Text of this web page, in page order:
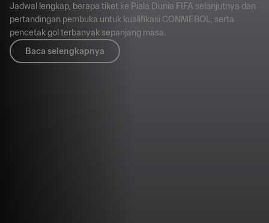
Jadwal lengkap, berapa tiket ke Piala Dunia FIFA selanjutnya dan
pertandingan pembuka untuk kualifikasi CONMEBOL, serta
pencetak gol terbanyak sepanjang masa.
Baca selengkapnya